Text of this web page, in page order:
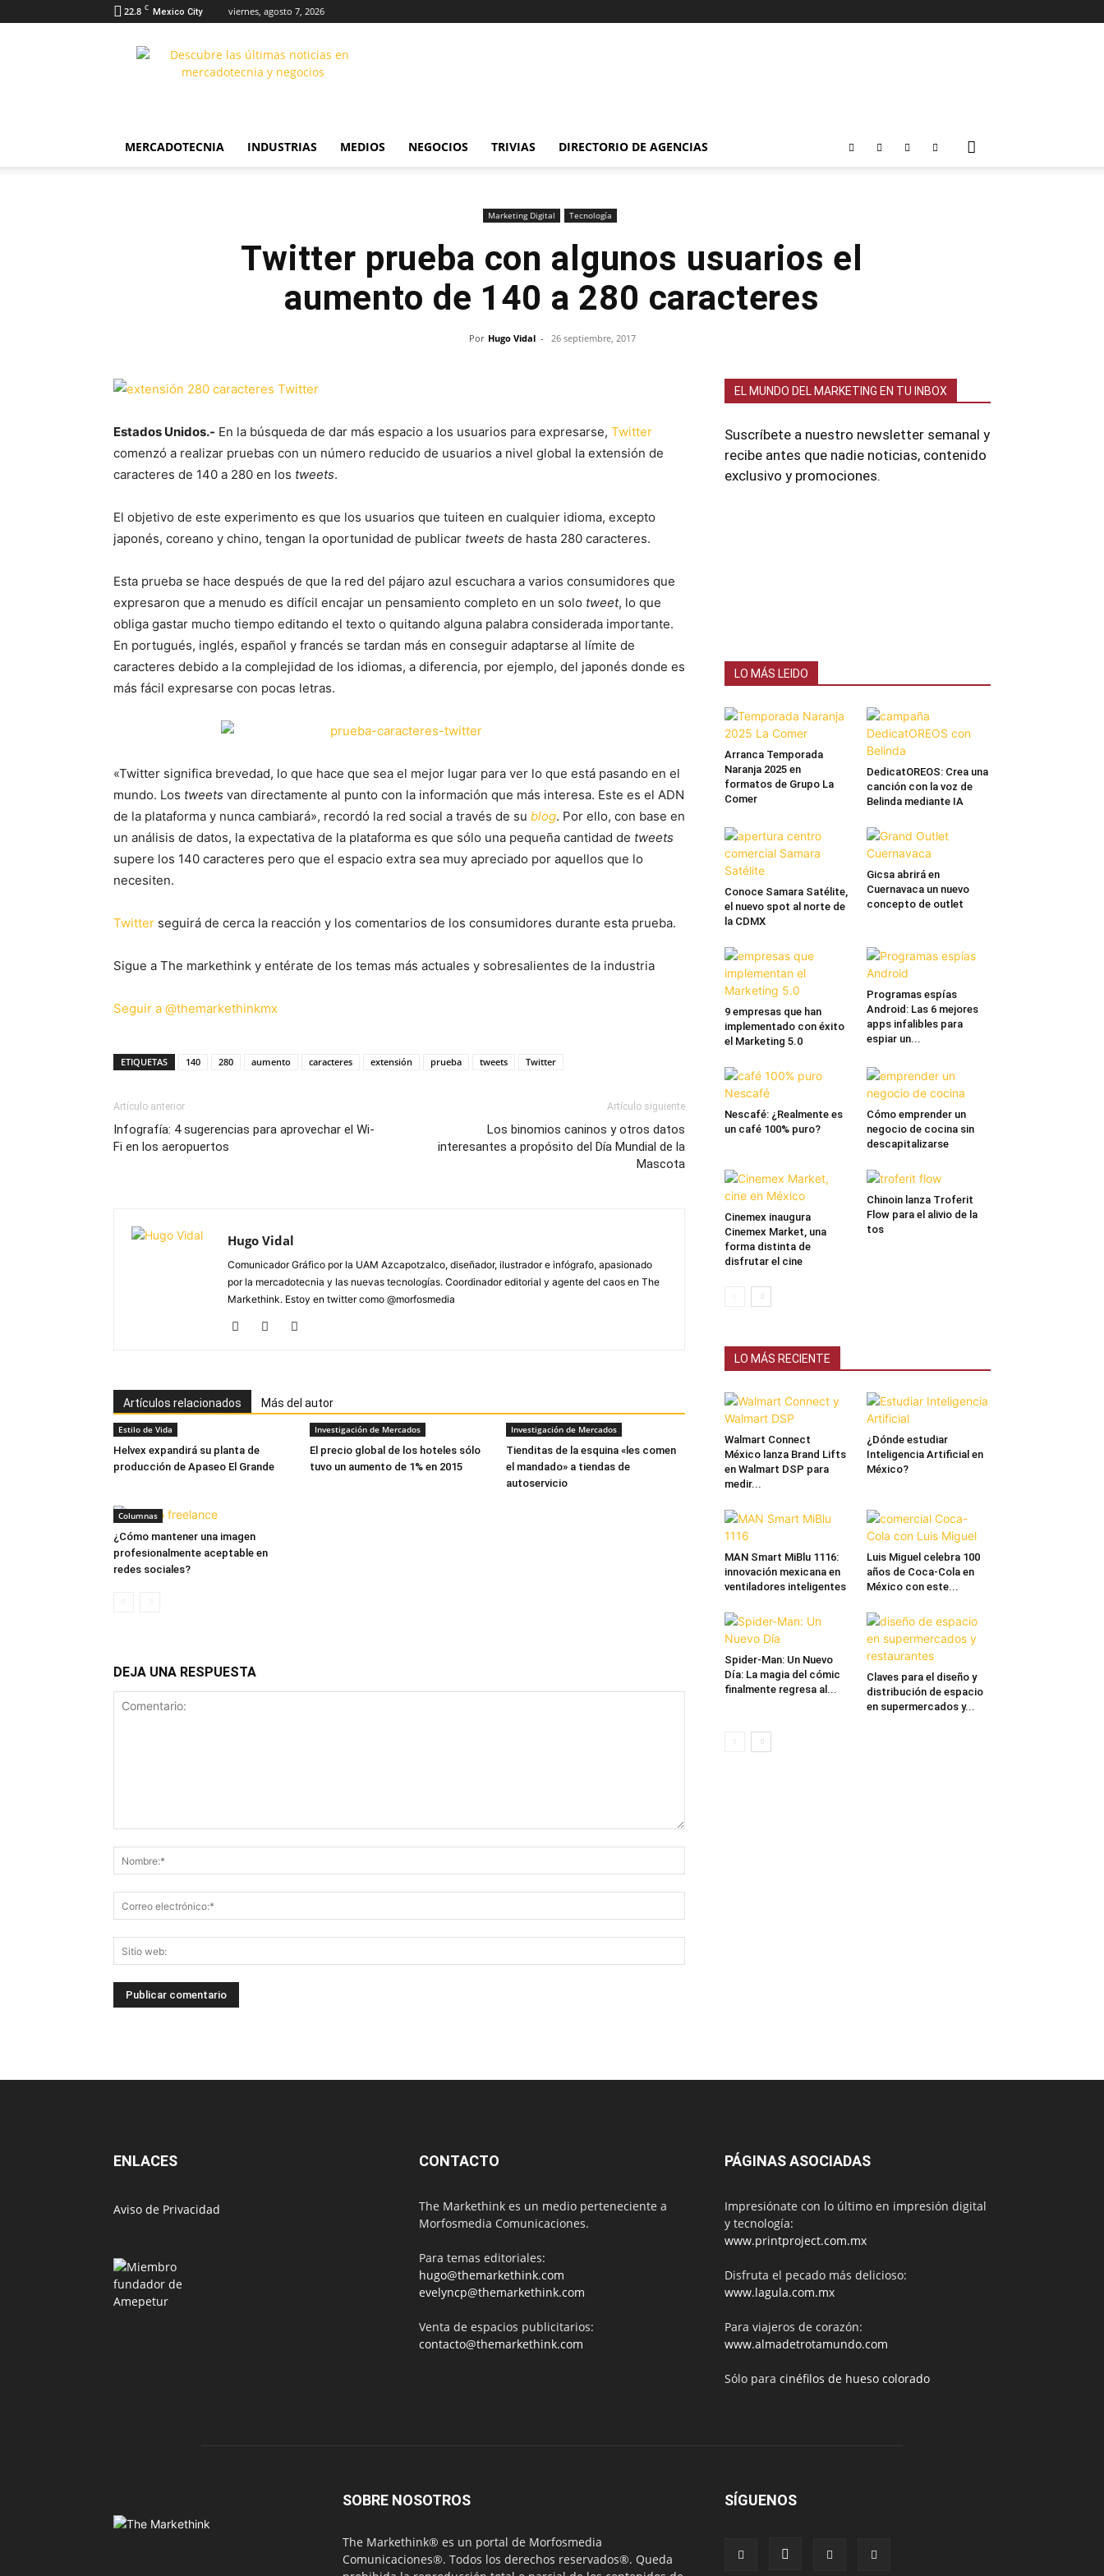
22.8 C Mexico City viernes, agosto 7, 2026
The
Markethink
MERCADOTECNIA INDUSTRIAS MEDIOS NEGOCIOS TRIVIAS DIRECTORIO DE AGENCIAS
Marketing Digital Tecnología
Twitter prueba con algunos usuarios el
aumento de 140 a 280 caracteres
Por Hugo Vidal - 26 septiembre, 2017
Estados Unidos.- En la búsqueda de dar más espacio a los usuarios para expresarse, Twitter
comenzó a realizar pruebas con un número reducido de usuarios a nivel global la extensión de
caracteres de 140 a 280 en los tweets.
El objetivo de este experimento es que los usuarios que tuiteen en cualquier idioma, excepto
japonés, coreano y chino, tengan la oportunidad de publicar tweets de hasta 280 caracteres.
Esta prueba se hace después de que la red del pájaro azul escuchara a varios consumidores que
expresaron que a menudo es difícil encajar un pensamiento completo en un solo tweet, lo que
obliga gastar mucho tiempo editando el texto o quitando alguna palabra considerada importante.
En portugués, inglés, español y francés se tardan más en conseguir adaptarse al límite de
caracteres debido a la complejidad de los idiomas, a diferencia, por ejemplo, del japonés donde es
más fácil expresarse con pocas letras.
«Twitter significa brevedad, lo que hace que sea el mejor lugar para ver lo que está pasando en el
mundo. Los tweets van directamente al punto con la información que más interesa. Este es el ADN
de la plataforma y nunca cambiará», recordó la red social a través de su blog. Por ello, con base en
un análisis de datos, la expectativa de la plataforma es que sólo una pequeña cantidad de tweets
supere los 140 caracteres pero que el espacio extra sea muy apreciado por aquellos que lo
necesiten.
Twitter seguirá de cerca la reacción y los comentarios de los consumidores durante esta prueba.
Sigue a The markethink y entérate de los temas más actuales y sobresalientes de la industria
Seguir a @themarkethinkmx
ETIQUETAS 140 280 aumento caracteres extensión prueba tweets Twitter
Artículo anterior
Infografía: 4 sugerencias para aprovechar el Wi-
Fi en los aeropuertos
Artículo siguiente
Los binomios caninos y otros datos
interesantes a propósito del Día Mundial de la
Mascota
Hugo Vidal
Comunicador Gráfico por la UAM Azcapotzalco, diseñador, ilustrador e infógrafo, apasionado
por la mercadotecnia y las nuevas tecnologías. Coordinador editorial y agente del caos en The
Markethink. Estoy en twitter como @morfosmedia
Artículos relacionados Más del autor
Estilo de Vida
Helvex expandirá su planta de
producción de Apaseo El Grande
Investigación de Mercados
El precio global de los hoteles sólo
tuvo un aumento de 1% en 2015
Investigación de Mercados
Tienditas de la esquina «les comen
el mandado» a tiendas de
autoservicio
Columnas
¿Cómo mantener una imagen
profesionalmente aceptable en
redes sociales?
DEJA UNA RESPUESTA
EL MUNDO DEL MARKETING EN TU INBOX
Suscríbete a nuestro newsletter semanal y
recibe antes que nadie noticias, contenido
exclusivo y promociones.
LO MÁS LEIDO
Arranca Temporada
Naranja 2025 en
formatos de Grupo La
Comer
DedicatOREOS: Crea una
canción con la voz de
Belinda mediante IA
Conoce Samara Satélite,
el nuevo spot al norte de
la CDMX
Gicsa abrirá en
Cuernavaca un nuevo
concepto de outlet
9 empresas que han
implementado con éxito
el Marketing 5.0
Programas espías
Android: Las 6 mejores
apps infalibles para
espiar un...
Nescafé: ¿Realmente es
un café 100% puro?
Cómo emprender un
negocio de cocina sin
descapitalizarse
Cinemex inaugura
Cinemex Market, una
forma distinta de
disfrutar el cine
Chinoin lanza Troferit
Flow para el alivio de la
tos
LO MÁS RECIENTE
Walmart Connect
México lanza Brand Lifts
en Walmart DSP para
medir...
¿Dónde estudiar
Inteligencia Artificial en
México?
MAN Smart MiBlu 1116:
innovación mexicana en
ventiladores inteligentes
Luis Miguel celebra 100
años de Coca-Cola en
México con este...
Spider-Man: Un Nuevo
Día: La magia del cómic
finalmente regresa al...
Claves para el diseño y
distribución de espacio
en supermercados y...
ENLACES
Aviso de Privacidad
CONTACTO
The Markethink es un medio perteneciente a
Morfosmedia Comunicaciones.
Para temas editoriales:
hugo@themarkethink.com
evelyncp@themarkethink.com
Venta de espacios publicitarios:
contacto@themarkethink.com
PÁGINAS ASOCIADAS
Impresiónate con lo último en impresión digital
y tecnología:
www.printproject.com.mx
Disfruta el pecado más delicioso:
www.lagula.com.mx
Para viajeros de corazón:
www.almadetrotamundo.com
Sólo para cinéfilos de hueso colorado
SOBRE NOSOTROS
The Markethink® es un portal de Morfosmedia
Comunicaciones®. Todos los derechos reservados®. Queda
SÍGUENOS